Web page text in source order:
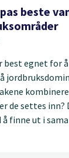
beste
egnet for å
de settes inn?
finne ut i